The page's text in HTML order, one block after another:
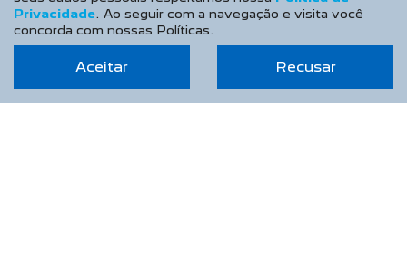
NOVO PEUGEOT 208
Allure Turbo 26/26
Privacidade. Ao seguir com a navegação e visita você
concorda com nossas Políticas.
Aceitar Recusar